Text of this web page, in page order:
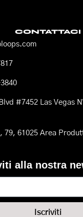
CONTATTACI
#7452 Las Vegas
79, 61025 Area
alla nostra
Iscriviti